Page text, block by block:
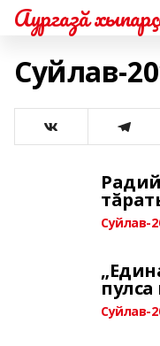
Аургазă
Суйлав-
Суйлав-
Суйлав-